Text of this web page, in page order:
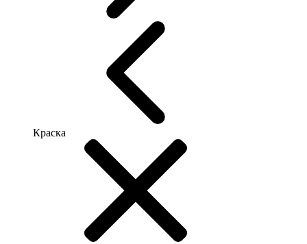
Краска